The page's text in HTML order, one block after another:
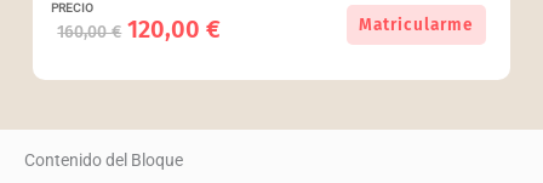
PRECIO
160,00€ El
original
160,00 €.
120,00€El
actual
120,00 €.
(Ref:
N639).
Matricularme
Contenido del Bloque